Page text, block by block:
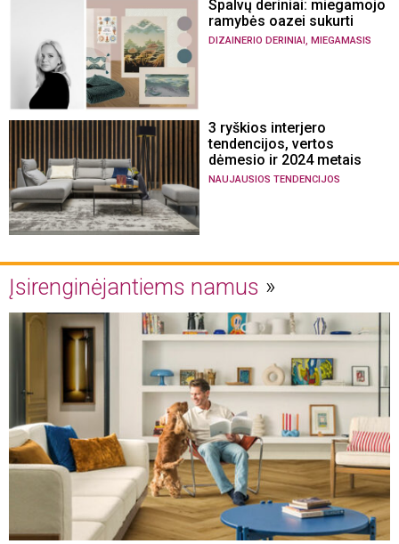
Spalvų deriniai: miegamojo
ramybės oazei sukurti
DIZAINERIO DERINIAI MIEGAMASIS
3 ryškios interjero
tendencijos, vertos
dėmesio ir 2024 metais
NAUJAUSIOS TENDENCIJOS
Įsirenginėjantiems namus